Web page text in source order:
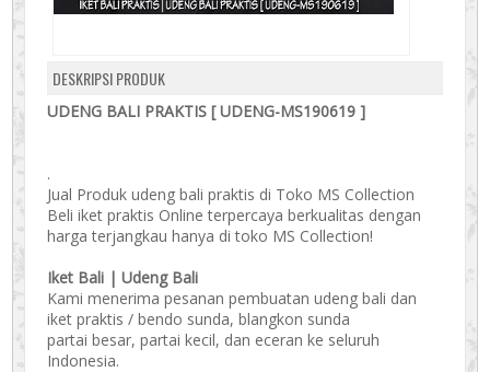
DESKRIPSI PRODUK
UDENG BALI PRAKTIS [ UDENG-MS190619 ]
.
Jual Produk udeng bali praktis di Toko MS Collection
Beli iket praktis Online terpercaya berkualitas dengan
harga terjangkau hanya di toko MS Collection!
Iket Bali | Udeng Bali
Kami menerima pesanan pembuatan udeng bali dan
iket praktis / bendo sunda, blangkon sunda
partai besar, partai kecil, dan eceran ke seluruh
Indonesia.